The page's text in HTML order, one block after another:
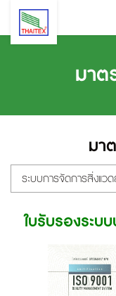
มาต
มา
ระบบการจัดการสิ่งแว
ใบรับรองระบ